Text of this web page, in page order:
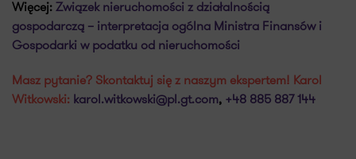
Więcej:Związek nieruchomości z działalnością
gospodarczą – interpretacja ogólna Ministra Finansów i
Gospodarki w podatku od nieruchomości
Masz pytanie? Skontaktuj się z naszym ekspertem! Karol
Witkowski: karol.witkowski@pl.gt.com, +48 885 887 144